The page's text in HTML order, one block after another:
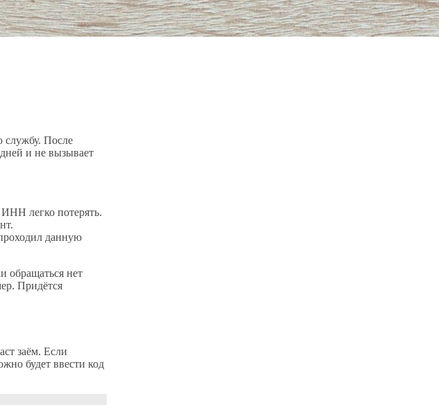
службу. После
и не вызывает
ИНН легко потерять.
данную
обращаться нет
Придётся
заём. Если
будет ввести код